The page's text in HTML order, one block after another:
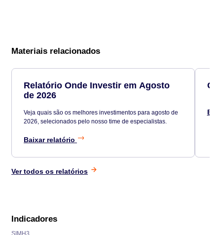
Materiais relacionados
Relatório Onde Investir em Agosto
de 2026
Veja quais são os melhores investimentos para agosto de
2026, selecionados pelo nosso time de especialistas.
Baixar relatório
Ver todos os relatórios
Indicadores